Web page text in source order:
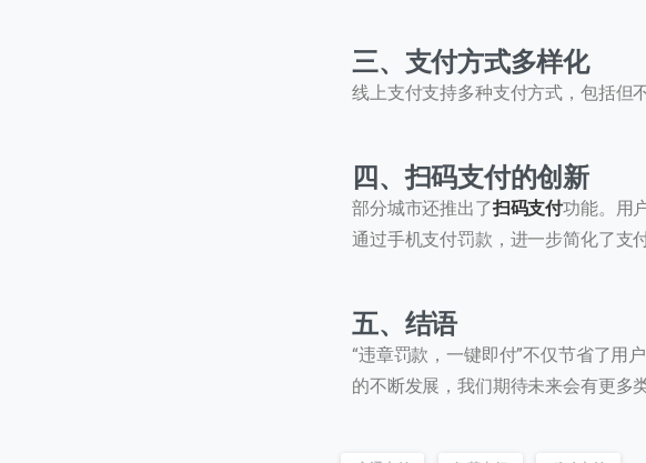
三、支付方式多样化
线上支付支持多种支付方式，包括但
四、扫码支付的创新
部分城市还推出了扫码支付功能。用
通过手机支付罚款，进一步简化了支
五、结语
“违章罚款，一键即付”不仅节省了用
的不断发展，我们期待未来会有更多
首次进入页面
访问历史
我们通常的回复时